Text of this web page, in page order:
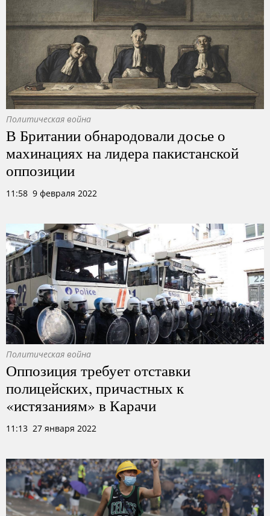
Политическая война
В Британии обнародовали досье о
махинациях на лидера пакистанской
оппозиции
11:58 9 февраля 2022
Политическая война
Оппозиция требует отставки
полицейских, причастных к
«истязаниям» в Карачи
11:13 27 января 2022